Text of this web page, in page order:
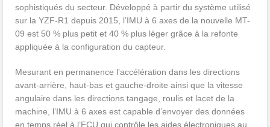
sophistiqués du secteur. Développé à partir du système utilisé
sur la YZF-R1 depuis 2015, l’IMU à 6 axes de la nouvelle MT-
09 est 50 % plus petit et 40 % plus léger grâce à la refonte
appliquée à la configuration du capteur.
Mesurant en permanence l’accélération dans les directions
avant-arrière, haut-bas et gauche-droite ainsi que la vitesse
angulaire dans les directions tangage, roulis et lacet de la
machine, l’IMU à 6 axes est capable d’envoyer des données
en temps réel à l’ECU qui contrôle les aides électroniques au